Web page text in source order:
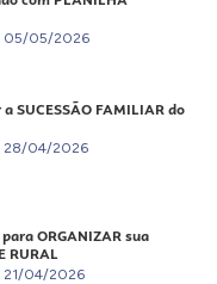
05/05/2026
SUCESSÃO FAMILIAR do
28/04/2026
ORGANIZAR sua
RURAL
21/04/2026